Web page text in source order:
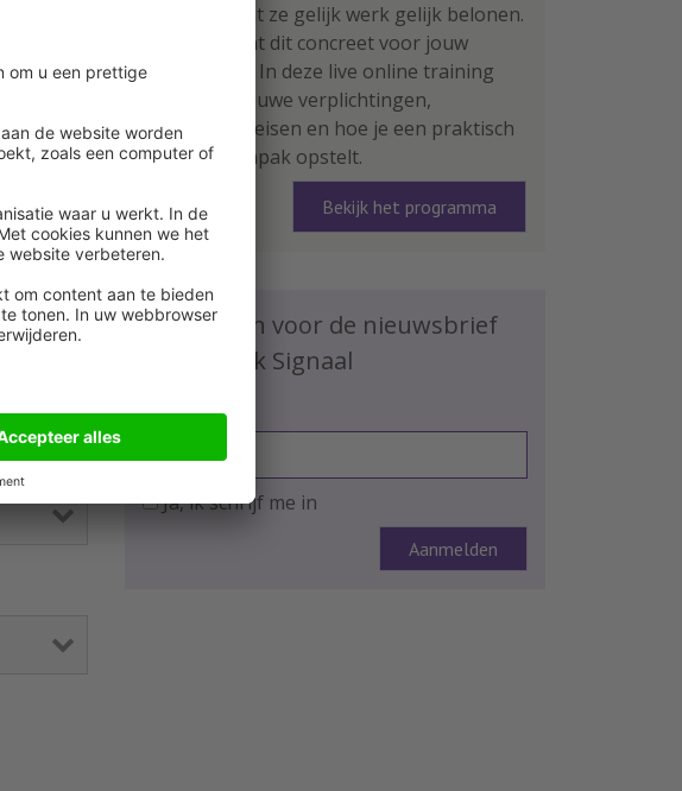
aantonen dat ze gelijk werk gelijk belonen.
Wat betekent dit concreet voor jouw
organisatie? In deze live online training
leer je de nieuwe verplichtingen,
rapportage-eisen en hoe je een praktisch
plan van aanpak opstelt.
Bekijk het programma
Schrijf je in voor de nieuwsbrief
HR Praktijk Signaal
E-mailadres
Ja, ik schrijf me in